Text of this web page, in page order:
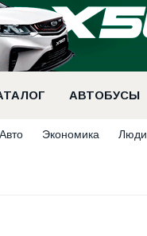
АВТОБУСЫ
Авто Экономика Люди